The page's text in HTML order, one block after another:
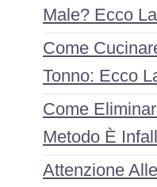
Male? Ecco
Come
Tonno: Ecco
Come
Metodo È
Attenzione